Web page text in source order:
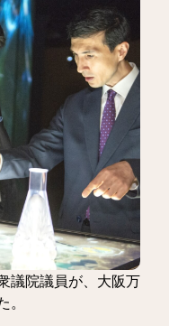
議院議員が、大阪万
。